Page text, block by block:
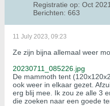
Registratie op: Oct 2021
Berichten: 663
11 July 2023, 09:23
Ze zijn bijna allemaal weer
20230711_085226.jpg
De mammoth tent
ook weer in elkaar gezet.
erg blij mee. Ik zou ze alle 3
die zoeken naar een goede